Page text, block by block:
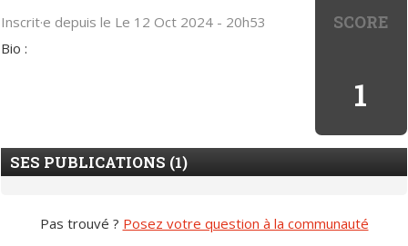
SCORE
1
Inscrit·e depuis le Le 12 Oct 2024 - 20h53
Bio :
SES PUBLICATIONS (1)
Pas trouvé ? Posez votre question à la communauté